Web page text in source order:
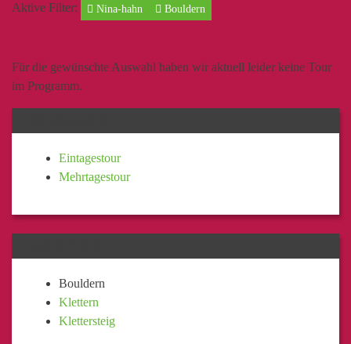
Aktive Filter: Nina-hahn Bouldern
Für die gewünschte Auswahl haben wir aktuell leider keine Tour
im Programm.
Eintagestour
Mehrtagestour
Bouldern
Klettern
Klettersteig